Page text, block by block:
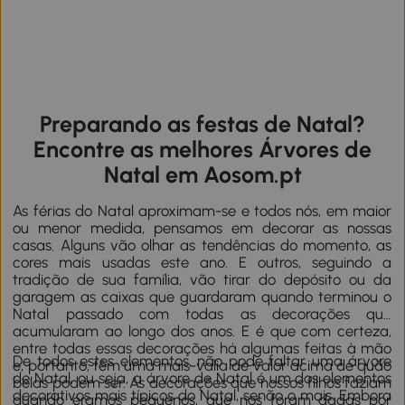
Preparando as festas de Natal?
Encontre as melhores Árvores de
Natal em Aosom.pt
As férias do Natal aproximam-se e todos nós, em maior
ou menor medida, pensamos em decorar as nossas
casas. Alguns vão olhar as tendências do momento, as
cores mais usadas este ano. E outros, seguindo a
tradição de sua família, vão tirar do depósito ou da
garagem as caixas que guardaram quando terminou o
Natal passado com todas as decorações que
acumularam ao longo dos anos. E é que com certeza,
entre todas essas decorações há algumas feitas à mão
e, portanto, têm uma mais-valia de valor acima de quão
belas podem ser. As decorações que nossos filhos faziam
quando éramos pequenos, que nos foram dadas por
De todos estes elementos, não pode faltar uma árvore
de Natal, ou seja, a árvore de Natal é um dos elementos
decorativos mais típicos do Natal, senão o mais. Embora